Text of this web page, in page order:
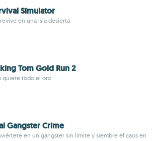
Simulator
en una isla desierta
Tom Gold Run 2
quiere todo el oro
Gangster Crime
en un gangster sin límite y siembre el caos en